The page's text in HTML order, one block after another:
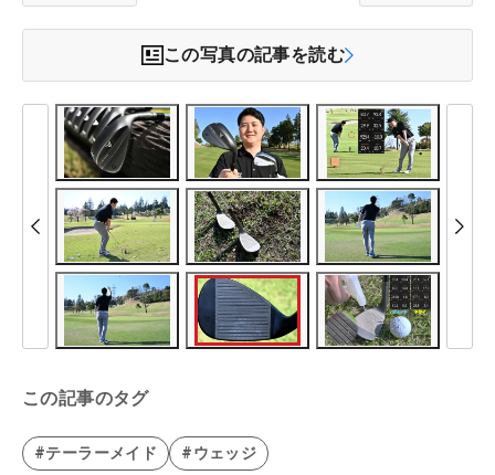
この写真の記事を読む
この記事のタグ
#テーラーメイド #ウェッジ